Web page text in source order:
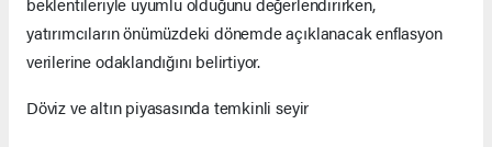
yatırımcıların önümüzdeki dönemde açıklanacak enflasyon
verilerine odaklandığını belirtiyor.
Döviz ve altın piyasasında temkinli seyir